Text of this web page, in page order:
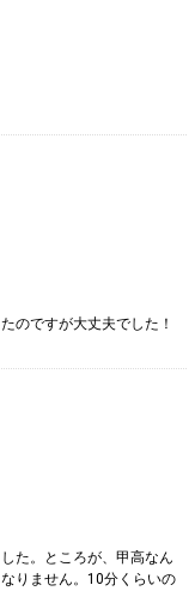
のですが大丈夫でした！
た。ところが、甲高なん
りません。10分くらいの